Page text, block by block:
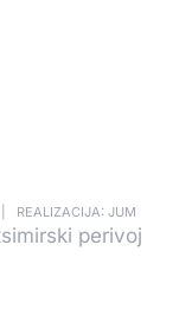
REALIZACIJA: JUM
perivoj